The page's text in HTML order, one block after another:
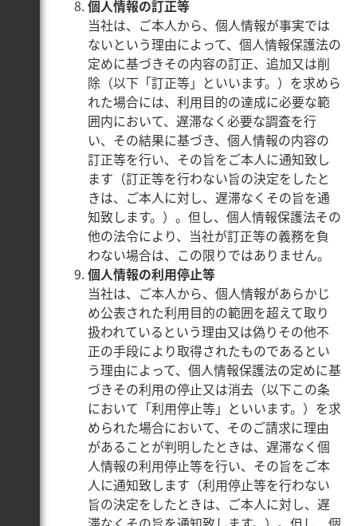
個人情報の訂正等
当社は、ご本人から、個人情報が事実では
ないという理由によって、個人情報保護法の
定めに基づきその内容の訂正、追加又は削
除（以下「訂正等」といいます。）を求めら
れた場合には、利用目的の達成に必要な範
囲内において、遅滞なく必要な調査を行
い、その結果に基づき、個人情報の内容の
訂正等を行い、その旨をご本人に通知致し
ます（訂正等を行わない旨の決定をしたと
きは、ご本人に対し、遅滞なくその旨を通
知致します。）。但し、個人情報保護法その
他の法令により、当社が訂正等の義務を負
わない場合は、この限りではありません。
個人情報の利用停止等
当社は、ご本人から、個人情報があらかじ
め公表された利用目的の範囲を超えて取り
扱われているという理由又は偽りその他不
正の手段により取得されたものであるとい
う理由によって、個人情報保護法の定めに基
づきその利用の停止又は消去（以下この条
において「利用停止等」といいます。）を求
められた場合において、そのご請求に理由
があることが判明したときは、遅滞なく個
人情報の利用停止等を行い、その旨をご本
人に通知致します（利用停止等を行わない
旨の決定をしたときは、ご本人に対し、遅